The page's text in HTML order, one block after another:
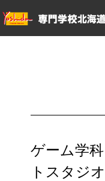
ゲーム学
トスタジ